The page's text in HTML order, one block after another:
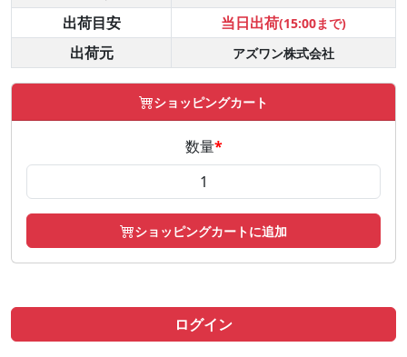
出荷目安
当日出荷(15:00まで)
出荷元 アズワン株式会社
ショッピングカート
数量*
ショッピングカートに追加
ログイン